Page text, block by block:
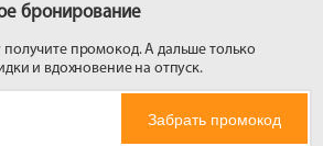
бронирование
промокод. А дальше только
и вдохновение на отпуск.
Забрать промокод